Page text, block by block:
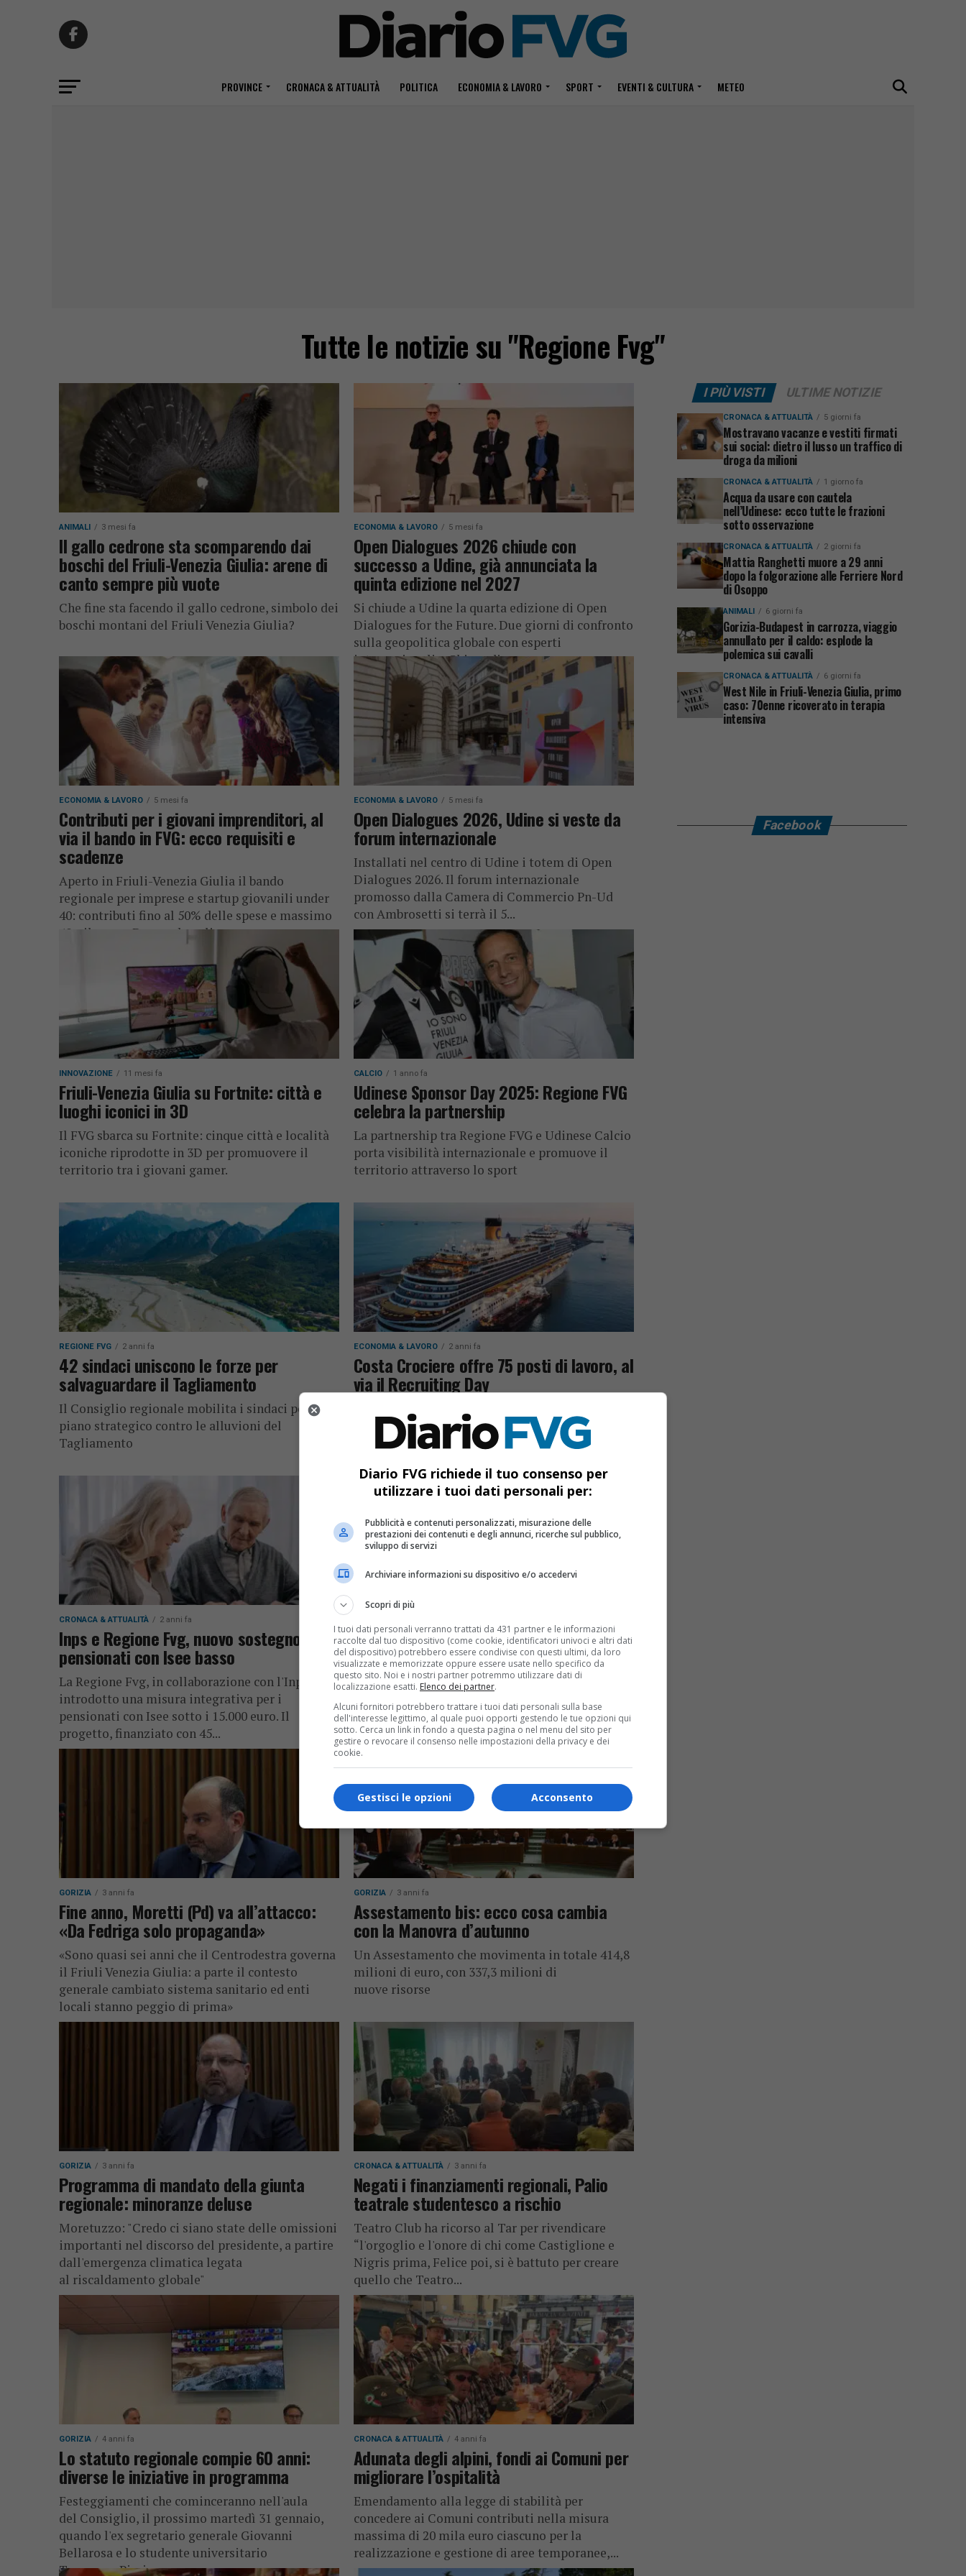
PROVINCE CRONACA & ATTUALITÀ POLITICA ECONOMIA & LAVORO SPORT EVENTI & CULTURA METEO
Tutte le notizie su "Regione Fvg"
ANIMALI 3 mesi fa
Il gallo cedrone sta scomparendo dai
boschi del Friuli-Venezia Giulia: arene di
canto sempre più vuote
Che fine sta facendo il gallo cedrone, simbolo dei
boschi montani del Friuli Venezia Giulia?
ECONOMIA & LAVORO 5 mesi fa
Open Dialogues 2026 chiude con
successo a Udine, già annunciata la
quinta edizione nel 2027
Si chiude a Udine la quarta edizione di Open
Dialogues for the Future. Due giorni di confronto
sulla geopolitica globale con esperti
internazionali e Chiesa di...
ECONOMIA & LAVORO 5 mesi fa
Contributi per i giovani imprenditori, al
via il bando in FVG: ecco requisiti e
scadenze
Aperto in Friuli-Venezia Giulia il bando
regionale per imprese e startup giovanili under
40: contributi fino al 50% delle spese e massimo
40mila euro. Domande online...
ECONOMIA & LAVORO 5 mesi fa
Open Dialogues 2026, Udine si veste da
forum internazionale
Installati nel centro di Udine i totem di Open
Dialogues 2026. Il forum internazionale
promosso dalla Camera di Commercio Pn-Ud
con Ambrosetti si terrà il 5...
INNOVAZIONE 11 mesi fa
Friuli-Venezia Giulia su Fortnite: città e
luoghi iconici in 3D
Il FVG sbarca su Fortnite: cinque città e località
iconiche riprodotte in 3D per promuovere il
territorio tra i giovani gamer.
CALCIO 1 anno fa
Udinese Sponsor Day 2025: Regione FVG
celebra la partnership
La partnership tra Regione FVG e Udinese Calcio
porta visibilità internazionale e promuove il
territorio attraverso lo sport
REGIONE FVG 2 anni fa
42 sindaci uniscono le forze per
salvaguardare il Tagliamento
Il Consiglio regionale mobilita i sindaci per un
piano strategico contro le alluvioni del
Tagliamento
ECONOMIA & LAVORO 2 anni fa
Costa Crociere offre 75 posti di lavoro, al
via il Recruiting Day
Venezia Giulia per assumere 75 persone. La
Regione finanzia la formazione, con opportunità
CRONACA & ATTUALITÀ 2 anni fa
Inps e Regione Fvg, nuovo sostegno ai
pensionati con Isee basso
La Regione Fvg, in collaborazione con l'Inps, ha
introdotto una misura integrativa per i
pensionati con Isee sotto i 15.000 euro. Il
progetto, finanziato con 45...
Ryanair aumenta ancora i voli dal Fvg:
aggiunte le rotte per Budapest e Olbia
Questa crescita record e 7 nuove rotte per
l'estate 2024 sono il risultato diretto della
decisione della Regione Fvg di abolire
l'addizionale municipale/tassa sul turismo
GORIZIA 3 anni fa
Fine anno, Moretti (Pd) va all’attacco:
«Da Fedriga solo propaganda»
«Sono quasi sei anni che il Centrodestra governa
il Friuli Venezia Giulia: a parte il contesto
generale cambiato sistema sanitario ed enti
locali stanno peggio di prima»
GORIZIA 3 anni fa
Assestamento bis: ecco cosa cambia
con la Manovra d’autunno
Un Assestamento che movimenta in totale 414,8
milioni di euro, con 337,3 milioni di
nuove risorse
GORIZIA 3 anni fa
Programma di mandato della giunta
regionale: minoranze deluse
Moretuzzo: "Credo ci siano state delle omissioni
importanti nel discorso del presidente, a partire
dall'emergenza climatica legata
al riscaldamento globale"
CRONACA & ATTUALITÀ 3 anni fa
Negati i finanziamenti regionali, Palio
teatrale studentesco a rischio
Teatro Club ha ricorso al Tar per rivendicare
“l'orgoglio e l'onore di chi come Castiglione e
Nigris prima, Felice poi, si è battuto per creare
quello che Teatro...
GORIZIA 4 anni fa
Lo statuto regionale compie 60 anni:
diverse le iniziative in programma
Festeggiamenti che cominceranno nell'aula
del Consiglio, il prossimo martedì 31 gennaio,
quando l'ex segretario generale Giovanni
Bellarosa e lo studente universitario
Tommaso Piccin
CRONACA & ATTUALITÀ 4 anni fa
Adunata degli alpini, fondi ai Comuni per
migliorare l’ospitalità
Emendamento alla legge di stabilità per
concedere ai Comuni contributi nella misura
massima di 20 mila euro ciascuno per la
realizzazione e gestione di aree temporanee,...
I PIÙ VISTI ULTIME NOTIZIE
CRONACA & ATTUALITÀ 5 giorni fa
Mostravano vacanze e vestiti firmati
sui social: dietro il lusso un traffico di
droga da milioni
CRONACA & ATTUALITÀ 1 giorno fa
Acqua da usare con cautela
nell’Udinese: ecco tutte le frazioni
sotto osservazione
CRONACA & ATTUALITÀ 2 giorni fa
Mattia Ranghetti muore a 29 anni
dopo la folgorazione alle Ferriere Nord
di Osoppo
ANIMALI 6 giorni fa
Gorizia-Budapest in carrozza, viaggio
annullato per il caldo: esplode la
polemica sui cavalli
CRONACA & ATTUALITÀ 6 giorni fa
West Nile in Friuli-Venezia Giulia, primo
caso: 70enne ricoverato in terapia
intensiva
Facebook
Diario FVG richiede il tuo consenso per
utilizzare i tuoi dati personali per:
Pubblicità e contenuti personalizzati, misurazione delle
prestazioni dei contenuti e degli annunci, ricerche sul pubblico,
sviluppo di servizi
Archiviare informazioni su dispositivo e/o accedervi
Scopri di più
I tuoi dati personali verranno trattati da 431 partner e le informazioni
raccolte dal tuo dispositivo (come cookie, identificatori univoci e altri dati
del dispositivo) potrebbero essere condivise con questi ultimi, da loro
visualizzate e memorizzate oppure essere usate nello specifico da
questo sito. Noi e i nostri partner potremmo utilizzare dati di
localizzazione esatti. Elenco dei partner.
Alcuni fornitori potrebbero trattare i tuoi dati personali sulla base
dell'interesse legittimo, al quale puoi opporti gestendo le tue opzioni qui
sotto. Cerca un link in fondo a questa pagina o nel menu del sito per
gestire o revocare il consenso nelle impostazioni della privacy e dei
cookie.
Acconsento
Gestisci le opzioni